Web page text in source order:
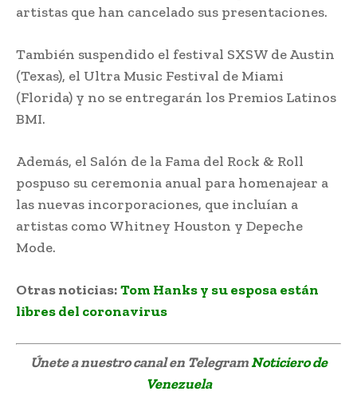
artistas que han cancelado sus presentaciones.
También suspendido el festival SXSW de Austin
(Texas), el Ultra Music Festival de Miami
(Florida) y no se entregarán los Premios Latinos
BMI.
Además, el Salón de la Fama del Rock & Roll
pospuso su ceremonia anual para homenajear a
las nuevas incorporaciones, que incluían a
artistas como Whitney Houston y Depeche
Mode.
Otras noticias:Tom Hanks y su esposa están
libres del coronavirus
Únete a nuestro canal en TelegramNoticiero de
Venezuela